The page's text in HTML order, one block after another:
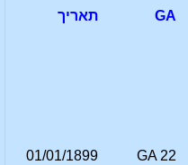
GA תאריך
GA 22
01/01/1899